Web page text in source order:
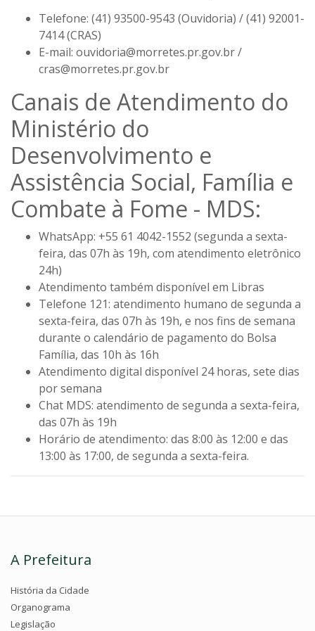
Telefone: (41) 93500-9543 (Ouvidoria) / (41) 92001-
7414 (CRAS)
E-mail: ouvidoria@morretes.pr.gov.br /
cras@morretes.pr.gov.br
Canais de Atendimento do
Ministério do
Desenvolvimento e
Assistência Social, Família e
Combate à Fome - MDS:
WhatsApp: +55 61 4042-1552 (segunda a sexta-
feira, das 07h às 19h, com atendimento eletrônico
24h)
Atendimento também disponível em Libras
Telefone 121: atendimento humano de segunda a
sexta-feira, das 07h às 19h, e nos fins de semana
durante o calendário de pagamento do Bolsa
Família, das 10h às 16h
Atendimento digital disponível 24 horas, sete dias
por semana
Chat MDS: atendimento de segunda a sexta-feira,
das 07h às 19h
Horário de atendimento: das 8:00 às 12:00 e das
13:00 às 17:00, de segunda a sexta-feira.
A Prefeitura
História da Cidade
Organograma
Legislação